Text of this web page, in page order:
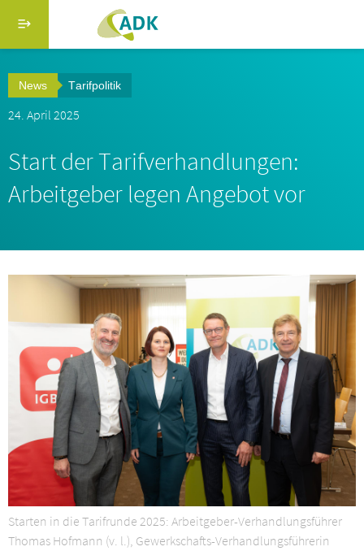
Direkt zum Inhalt
Menü schließen
Suche
Hauptmenü adk-verband.de
Startseite
Über uns
Berufsbildung
Aktuelles
Presseservice
Netzwerk
Veranstaltungen
Downloads
News Tarifpolitik
24. April 2025
Start der Tarifverhandlungen:
Arbeitgeber legen Angebot vor
Starten in die Tarifrunde 2025: Arbeitgeber-Verhandlungsführer
Thomas Hofmann (v. l.), Gewerkschafts-Verhandlungsführerin